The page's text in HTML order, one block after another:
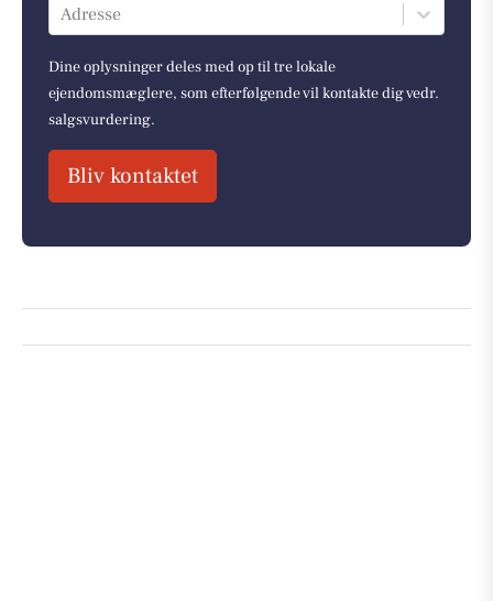
Adresse
Dine oplysninger deles med op til tre lokale
ejendomsmæglere, som efterfølgende vil kontakte dig vedr.
salgsvurdering.
Bliv kontaktet